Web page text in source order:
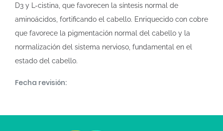
D3 y L-cistina, que favorecen la síntesis normal de
aminoácidos, fortificando el cabello. Enriquecido con cobre
que favorece la pigmentación normal del cabello y la
normalización del sistema nervioso, fundamental en el
estado del cabello.
Fecha revisión: